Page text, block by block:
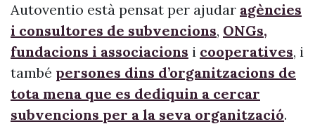
Autoventio està pensat per ajudar agències
i consultores de subvencions, ONGs,
fundacions i associacions i cooperatives, i
també persones dins d’organitzacions de
tota mena que es dediquin a cercar
subvencions per a la seva organització.